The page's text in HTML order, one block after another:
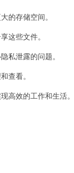
的存储空间。
这些文件。
泄露的问题。
查看。
效的工作和生活。